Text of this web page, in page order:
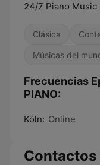
24/7 Piano Music
Clásica
Músicas del
Frecuencias
PIANO:
Köln: Online
Contactos